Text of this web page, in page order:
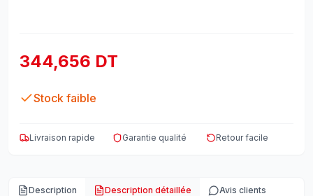
344,656 DT
Stock faible
Livraison rapide Garantie qualité Retour facile
Description Description détaillée Avis clients